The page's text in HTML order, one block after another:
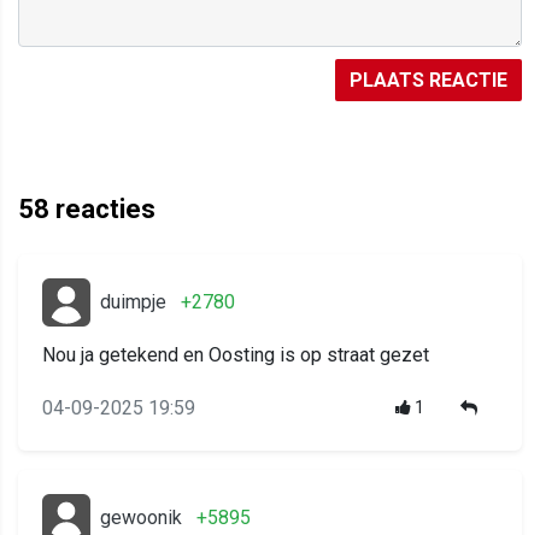
PLAATS REACTIE
58 reacties
duimpje +2780
Nou ja getekend en Oosting is op straat gezet
04-09-2025 19:59 1
gewoonik +5895